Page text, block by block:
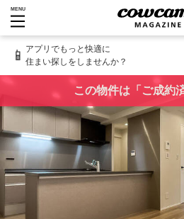
MENU
📱 アプリでもっと快適に
住まい探しをしませんか？
この物件は「ご成約